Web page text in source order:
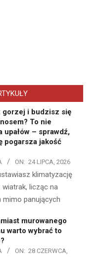
gorzej i budzisz się
To nie
upałów – sprawdź,
pogarsza jakość
ON: 24 LIPCA, 2026
klimatyzację
wiatrak, licząc na
mimo panujących
murowanego
warto wybrać to
ON: 28 CZERWCA,